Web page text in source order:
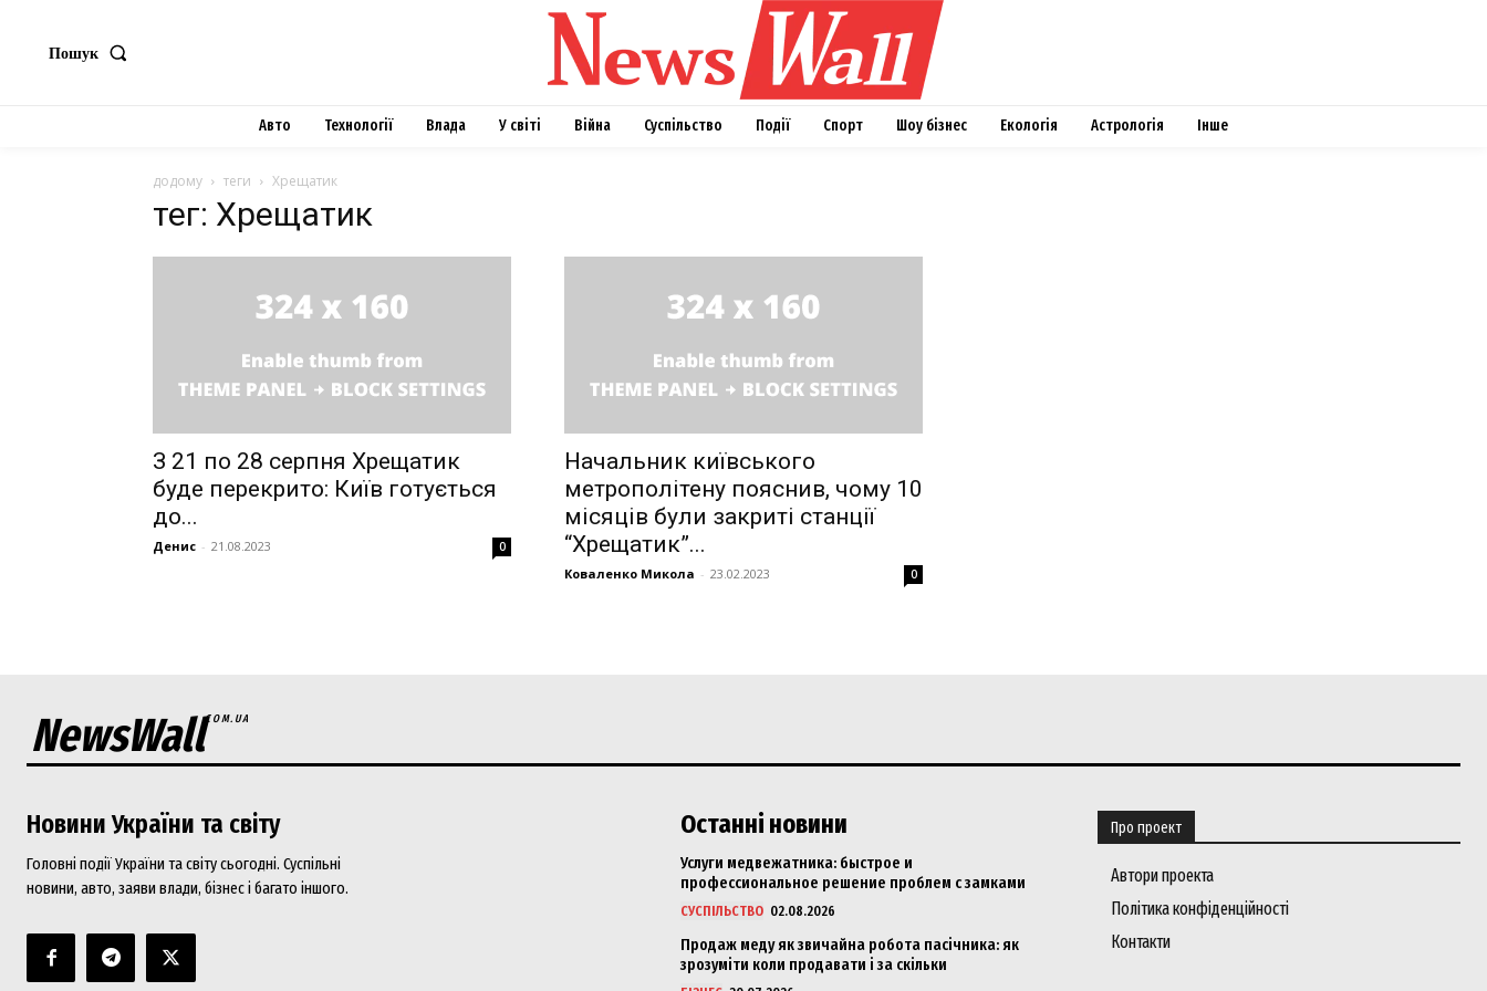
News Week
Пошук
Авто Технології Влада У світі Війна Суспільство Події Спорт Шоу бізнес Екологія Астрологія Інше
додому теги Хрещатик
тег: Хрещатик
З 21 по 28 серпня Хрещатик
буде перекрито: Київ готується
до...
Денис - 21.08.2023 0
Начальник київського
метрополітену пояснив, чому 10
місяців були закриті станції
“Хрещатик”...
Коваленко Микола - 23.02.2023 0
NewsWallCOM.UA
Новини України та світу
Головні події України та світу сьогодні. Суспільні
новини, авто, заяви влади, бізнес і багато іншого.
Останні новини
Услуги медвежатника: быстрое и
профессиональное решение проблем с замками
СУСПІЛЬСТВО 02.08.2026
Продаж меду як звичайна робота пасічника: як
зрозуміти коли продавати і за скільки
Про проект
Автори проекта
Політика конфіденційності
Контакти